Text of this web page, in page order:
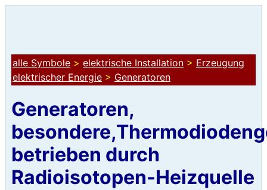
alle Symbole > elektrische Installation > Erzeugung
elektrischer Energie > Generatoren
Generatoren,
betrieben durch
Radioisotopen-Heizquelle